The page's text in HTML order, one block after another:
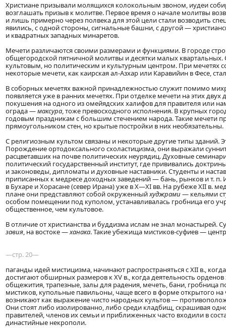
Христиане призывали молящихся колокольным звоном, иудеи
возглашать призыв к молитве. Первое время о начале молитвы
и лишь примерно через полвека для этой цели стали возводить
явились, с одной стороны, сигнальные башни, с другой —
и квадратных западных минаретов.
Мечети различаются своими размерами и функциями. В городе
общегородской пятничной молитвы и десятки малых
культовым, но политическим и культурным центром. При мечетях
некоторые мечети, как каирская ал-Азхар или Каравийин в Фесе,
В соборных мечетях важной принадлежностью служит помимо
появляется уже в ранних мечетях. При отделке мечети на этих
покушения на одного из омейядских халифов для правителя или
ограда —максура, тоже превосходного исполнения. В крупных
годовым праздникам с большим стечением народа. Такие мечети
прямоугольником стен, но крытые постройки в них необязательны.
С религиозным культом связаны и некоторые другие типы
Порождение ортодоксального схоластицизма, они выражали
расцветавших на почве политических неурядиц. Духовные
политический государственный институт, где прививались
и законоведы, дипломаты и духовные наставники. Студенты и
приписанных к медресе доходных заведений — бань, рынков и т.
в Бухаре и Хорасане (север Ирана) уже в X—XI вв. На рубеже XII в.
плане они представляют собой окруженныйхуджрами — кельями
особом помещении под куполом, устанавливалась гробница его
общественное, чем культовое.
В отличие от христианства и буддизма ислам не знал монастырей.
завия, на востоке —ханака. Такие убежища мистиков-суфиев —
—стр. 20—
паганды идей мистицизма, начинают распространяться с XII в.,
достигают обширных размеров к XV в., когда деятельность орденов
общежития, трапезные, залы для радения, мечеть, бани, гробница
мистиков, купольные павильоны, чаще всего в форме открытого
возникают как выражение чисто народных культов —
Они стоят либо изолированно, либо среди кладбищ, скрашивая
правителей, членов их семьи и приближенных часто входили в
династийные некрополи.